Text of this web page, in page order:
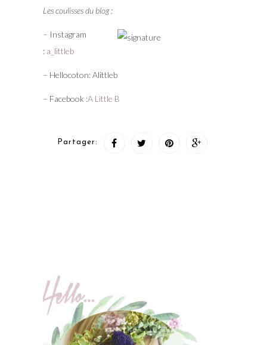
Les coulisses du blog :
– Instagram
: a_littleb
– Hellocoton: Alittleb
– Facebook :A Little B
Partager: